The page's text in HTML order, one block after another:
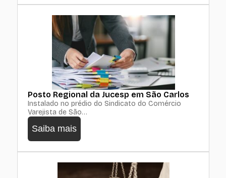
Posto Regional da Jucesp em São Carlos
Instalado no prédio do Sindicato do Comércio
Varejista de São…
Saiba mais